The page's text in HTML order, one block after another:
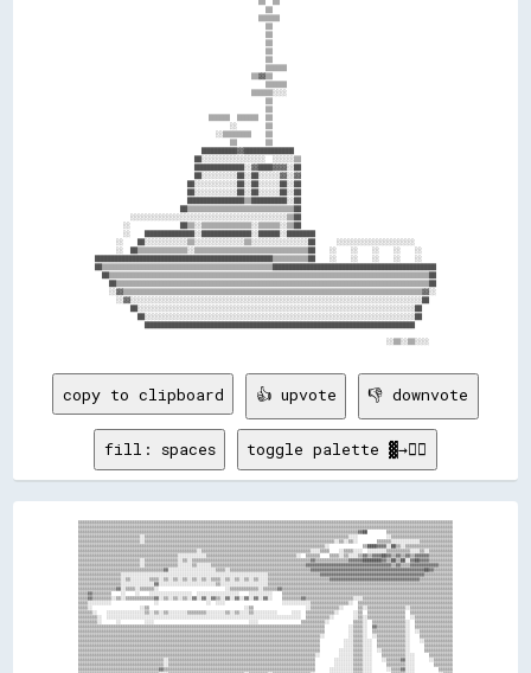
                                                ▒▒
                                              ▒▒▒▒▒▒
                                                ▒▒
                                                ▒▒
                                                ▒▒
                                                ▒▒
                                                ▒▒
                                                ▒▒▒▒▒▒
                                            ▒▒▓▓▒▒
                                                ▒▒▒▒▒▒
                                            ▒▒▒▒▒▒░░░░
                                                ▒▒
                                                ▒▒
                                ▒▒▒▒▒▒  ▒▒▒▒▒▒  ▒▒
                                      ░░        ▒▒
                                  ░░▒▒▒▒▒▒▒▒    ▒▒
                                      ▒▒        ▒▒
                              ██████████▓▓██████████████
                            ██░░░░░░░░░░░░░░░░░░  ░░░░░░▒▒
                            ██████████████░░▓▓████▓▓▓▓░░██
                            ██░░░░░░░░░░██░░██░░░░░░▓▓░░▓▓
                          ██░░░░░░░░░░░░██░░██░░░░░░██░░██
                          ██░░░░░░░░░░░░██░░██░░░░░░██░░██
                          ████████████████▒▒██████████░░██
                        ██▒▒▒▒▒▒▒▒▒▒▒▒▒▒▒▒▒▒▒▒▒▒▒▒▒▒▒▒▒▒██
          ░░░░░░░░░░░░░░░░░░░░░░░░░░░░░░░░░░░░░░░░░░░░▒▒██
        ░░              ██▒▒░░▒▒▒▒▒▒▒▒▒▒▒▒▒▒░░▒▒▒▒▒▒░░▒▒██
        ░░    ██████████████░░██████████████░░██████░░████████
      ░░    ██░░░░░░░░░░░░▒▒░░░░░░░░░░░░░░▒▒░░░░░░░░░░░░░░░░██      ░░░░░░░░░░░░░░░░░░░░░░
      ░░  ██▒▒▒▒▒▒▒▒▒▒▒▒▒▒░░▒▒▒▒▒▒▒▒▒▒▒▒▒▒▒▒▒▒▒▒▒▒▒▒▒▒▒▒▒▒▒▒██    ░░    ░░    ░░    ░░    ░░
██████████████████████████████████████████████████▒▒▒▒▒▒▒▒▒▒██    ░░    ░░    ░░    ░░    ░░
██▒▒▒▒▒▒▒▒▒▒▒▒▒▒▒▒▒▒▒▒▒▒▒▒▒▒▒▒▒▒▒▒▒▒▒▒▒▒▒▒▒▒▒▒▒▒▒▒██████████████████████████████████████████████
  ██▒▒▒▒▒▒▒▒▒▒▒▒▒▒▒▒▒▒▒▒▒▒▒▒▒▒▒▒▒▒▒▒▒▒▒▒▒▒▒▒▒▒▒▒▒▒▒▒▒▒▒▒▒▒▒▒▒▒▒▒▒▒▒▒▒▒▒▒▒▒▒▒▒▒▒▒▒▒▒▒▒▒▒▒▒▒▒▒▒▒██
    ██▒▒▒▒▒▒▒▒▒▒▒▒▒▒▒▒▒▒▒▒▒▒▒▒▒▒▒▒▒▒▒▒▒▒▒▒▒▒▒▒▒▒▒▒▒▒▒▒▒▒▒▒▒▒▒▒▒▒▒▒▒▒▒▒▒▒▒▒▒▒▒▒▒▒▒▒▒▒▒▒▒▒▒▒▒▒▒▒██
    ░░▓▓▒▒▒▒▒▒▒▒▒▒▒▒▒▒▒▒▒▒▒▒▒▒▒▒▒▒▒▒▒▒▒▒▒▒▒▒▒▒▒▒▒▒▒▒▒▒▒▒▒▒▒▒▒▒▒▒▒▒▒▒▒▒▒▒▒▒▒▒▒▒▒▒▒▒▒▒▒▒▒▒▒▒▒▒▓▓░░
      ░░▓▓░░░░░░░░░░░░░░░░░░░░░░░░░░░░░░░░░░░░░░░░░░░░░░░░░░░░░░░░░░░░░░░░░░░░░░░░░░░░░░░░░░██
          ██░░░░░░░░░░░░░░░░░░░░░░░░░░░░░░░░░░░░░░░░░░░░░░░░░░░░░░░░░░░░░░░░░░░░░░░░░░░░░░██
            ██░░░░░░░░░░░░░░░░░░░░░░░░░░░░░░░░░░░░░░░░░░░░░░░░░░░░░░░░░░░░░░░░░░░░░░░░░░░░██
              ████████████████████████████████████████████████████████████████████████████
copy to clipboard 👍 upvote 👎 downvote
fill: spaces toggle palette ▓→✊🏽
▒▒▒▒▒▒▒▒▒▒▒▒▒▒▒▒▒▒▒▒▒▒▒▒▒▒▒▒▒▒▒▒▒▒▒▒▒▒▒▒▒▒▒▒▒▒▒▒▒▒▒▒▒▒▒▒▒▒▒▒▒▒▒▒▒▒▒▒▒▒▒▒▒▒▒▒▒▒▒▒▒▒▒▒▒▒▒▒▒▒▒▒▒▒▒▒▒▒▒▒▒▒▒▒▒▒▒▒▒▒▒▒▒▒▒▒▒▒▓▓██        ▒▒▒▒▒▒▒▒▒▒▒▒▒▒▒▒▒▒▒▒▒▒▒▒▒▒▒▒
▒▒▒▒▒▒▒▒▒▒▒▒▒▒▒▒▒▒▒▒▒▒▒▒▒▒▒▒▒▒▒▒▒▒▒▒▒▒▒▒▒▒▒▒▒▒▒▒▒▒▒▒▒▒▒▒▒▒▒▒▒▒▒▒▒▒▒▒▒▒▒▒▒▒▒▒▒▒▒▒▒▒▒▒▒▒▒▒▒▒▒▒▒▒▒▒▒▒▒▒▒▒▒▒░░              ▒▒████▓▓▓▓░░██▒▒░░▒▒▒▒▒▒▒▒▒▒▒▒▒▒▒▒▒▒▒▒
▒▒▒▒▒▒▒▒▒▒▒▒▒▒▒▒▒▒▒▒▒▒▒▒▒▒▒▒▒▒▒▒▒▒▒▒▒▒▒▒▒▒░░░░░░░░░░░░▒▒▒▒▒▒▒▒▒▒▒▒▒▒▒▒▒▒▒▒▒▒▒▒▒▒▒▒▒▒▒▒▒▒▒▒▒▒░░  ▒▒▒▒▒▒    ▒▒▒▒░░▒▒░░░░▒▒▓▓▒▒▓▓▓▓██▓▓▒▒▓▓▒▒▓▓▒▒▓▓▓▓▓▓▒▒▒▒▒▒▒▒▒▒
▒▒▒▒▒▒▒▒▒▒▒▒▒▒▒▒▒▒▒▒▒▒▒▒▒▒░░▒▒▒▒▒▒▒▒▒▒▒▒▒▒░░▒▒░░▒▒▒▒▒▒▒▒▒▒▒▒▒▒▒▒▒▒▒▒▒▒▒▒▒▒▒▒▒▒▒▒▒▒▒▒▒▒▒▒▒▒▒▒▒▒▒▒▒▒▓▓▒▒▒▒▒▒▒▒▒▒▒▒▒▒▓▓▓▓▓▓████████▓▓▒▒██▒▒██░░▓▓██▓▓▓▓▒▒▒▒▒▒▒▒▒▒
▒▒▒▒▒▒▒▒▒▒▒▒▒▒▒▒▒▒▒▒▒▒▒▒▒▒░░▒▒▒▒▒▒▒▒▒▒▒▒▒▒░░░░░░▒▒░░░░░░▒▒▒▒▒▒▒▒▒▒▒▒▒▒▒▒▒▒▒▒▒▒▒▒▒▒▒▒▒▒▒▒▒▒▒▒▒▒▒▒▓▓▓▓▓▓▓▓▓▓▓▓▓▓▓▓▓▓▓▓▓▓▓▓▓▓▓▓▓▓▓▓▓▓▓▓▒▒▓▓▒▒▒▒▓▓▓▓▓▓▓▓▓▓▓▓▒▒▒▒▒▒
▒▒▒▒▒▒▒▒▒▒▒▒▒▒▒▒▒▒▒▒▒▒▒▒▒▒▒▒▒▒▒▒▒▒▒▒▓▓░░░░░░░░░░░░░░░░░░░░▒▒▒▒░░▒▒▒▒▒▒▒▒▒▒▒▒▒▒▒▒▒▒▒▒▒▒▒▒▒▒▒▒▒▒▒▒▒▒▓▓▓▓▓▓▓▓▓▓▓▓▓▓▓▓▓▓▓▓▓▓▓▓▓▓▓▓▓▓▓▓▓▓▓▓▓▓▓▓▓▓▓▓▓▓▓▓██▓▓▒▒▒▒▒▒▒▒
▒▒▒▒▒▒▒▒▒▒▒▒▒▒▒▒▒▒░░░░░░░░░░░░░░░░░░░░░░░░░░░░░░░░░░░░░░░░░░░░░░░░░░░░░░░░░░░░░░▒▒▒▒▒▒▒▒▒▒▒▒▒▒▒▒▒▒▒▒▒▒▓▓▓▓▓▓▓▓▓▓▓▓▓▓▓▓▓▓▓▓▓▓▓▓▓▓▓▓▓▓▓▓▓▓▓▓▓▓▓▓▓▓▓▓▒▒▒▒▒▒▒▒▒▒▒▒
▒▒▒▒▒▒▒▒▒▒▒▒▒▒▒▒▒▒░░▒▒░░░░░░░░▒▒▒▒░░▒▒░░▒▒░░▒▒░░▒▒░░▒▒░░▒▒▒▒░░▒▒░░▒▒░░▒▒░░▒▒░░░░▒▒▒▒▒▒▒▒▒▒▒▒▒▒▒▒▒▒▒▒▒▒▒▒▒▒▓▓▓▓▓▓▓▓▓▓▓▓▓▓▓▓▓▓▓▓▓▓▓▓▓▓▓▓▓▓▓▓▓▓▓▓▓▓▒▒▒▒▒▒▒▒▒▒▒▒▒▒
▒▒▒▒▒▒▒▒▒▒▒▒▒▒▒▒▒▒░░░░░░░░░░░░░░▓▓░░░░░░░░░░░░░░░░░░░░░░░░▒▒░░░░░░░░░░░░░░░░░░░░▒▒▒▒▒▒▒▒▒▒▒▒▒▒▒▒▒▒▒▒▒▒▒▒▒▒▒▒▒▒▒▒▒▒▒▒▒▒▒▒▒▒▒▒▒▒▒▒▒▒▒▒▒▒▒▒▒▒▒▒▒▒▒▒▒▒▒▒▒▒▒▒▒▒▒▒▒▒
▒▒▒▒▒▒▒▒▒▒▒▒▒▒▒▒▓▓░░▒▒▒▒░░▒▒▒▒▒▒░░                            ░░▒▒▒▒▒▒▒▒▒▒▒▒░░▒▒▒▒▒▒▓▓▒▒▒▒▒▒▒▒▒▒▒▒▒▒▒▒▒▒▒▒▒▒▒▒▒▒▒▒▒▒▒▒▒▒▒▒▒▒▒▒▒▒▒▒▒▒▒▒▒▒▒▒▒▒▒▒▒▒▒▒▒▒▒▒▒▒▒▒▒▒▒▒
▒▒▒▒▓▓▒▒▒▒▒▒▒▒    ░░    ░░    ░░░░░░░░░░░░░░░░░░  ░░░░░░░░░░░░░░░░░░    ░░░░░░░░░░    ▒▒▒▒▒▒▒▒▒▒▒▒▒▒▒▒▒▒▒▒▒▒▒▒▒▒▒▒▒▒▒▒▒▒▒▒▒▒▒▒▒▒▒▒▒▒▒▒▒▒▒▒▒▒▒▒▒▒▒▒▒▒▒▒▒▒▒▒▒▒▒▒
▒▒▒▒▓▓▒▒▒▒▒▒▒▒░░▒▒░░▒▒▒▒▒▒▒▒▒▒▒▒▓▓░░▒▒░░▒▒░░▒▒░░▓▓░░▓▓░░▓▓▒▒░░▓▓░░▓▓░░▓▓░░▓▓░░▓▓░░    ▒▒▒▒▒▒▒▒▓▓▒▒▒▒▒▒▒▒▒▒▒▒▒▒▒▒▒▒▒▒░░░░▒▒▒▒▒▒▒▒▒▒▒▒▒▒▒▒▒▒▒▒▒▒▒▒▒▒▒▒▒▒▒▒▒▒▒▒▒▒
▒▒▒▒▒▒▒▒▒▒▒▒▒▒▒▒▒▒▒▒▒▒▒▒▒▒▒▒▒▒▒▒▒▒▒▒▒▒▒▒▒▒▒▒▒▒▒▒▒▒▒▒▒▒▒▒▒▒▒▒▒▒▒▒▒▒▒▒▒▒▒▒▒▒▒▒▒▒▒▒▒▒▒▒▒▒▒▒▒▒▒▒▒▒▒▒▒▒▒▒▒▒▒▒          ░░▒▒▒▒░░  ▓▓▒▒▒▒▒▒▒▒▒▒▒▒░░  ▒▒▒▒▒▒▒▒▒▒▒▒▒▒▒▒
▒▒▒▒▒▒▒▒▒▒▒▒▒▒▒▒▒▒▒▒▒▒▒▒▒▒▒▒▒▒▒▒▒▒▒▒░░▒▒▒▒▒▒▒▒▒▒▒▒▒▒▒▒▒▒▒▒▒▒▒▒▒▒▒▒▒▒▒▒▒▒▒▒▒▒▒▒▒▒▒▒▒▒▒▒▒▒▒▒▒▒▒▒▒▒▒▒▒▒        ░░░░░░░░▒▒▒▒░░░░    ░░▒▒▒▒▒▒▓▓░░░░      ░░▒▒▒▒▒▒▒▒
▒▒▒▒▒▒▒▒▒▒▒▒▒▒▒▒▒▒▒▒▒▒▒▒▒▒▒▒▒▒▒▒▒▒▓▓▒▒▒▒▒▒▒▒▒▒▒▒▒▒▒▒▒▒▒▒▒▒▒▒▒▒▒▒▒▒▒▒▒▒▒▒▒▒▒▒▒▒▒▒▒▒▒▒▒▒▒▒▒▒▒▒▒▒▒▒▒▒▒▒      ░░░░░░░░░░▒▒▒▒░░░░      ░░▒▒▒▒▓▓░░░░          ▒▒▒▒▒▒